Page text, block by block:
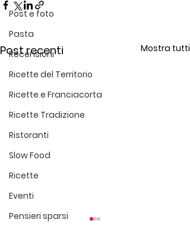
Post e foto
Pasta
Recensioni
Ricette del Territorio
Ricette e Franciacorta
Ricette Tradizione
Ristoranti
Slow Food
Ricette
Eventi
Pensieri sparsi
Post recenti Mostra tutti